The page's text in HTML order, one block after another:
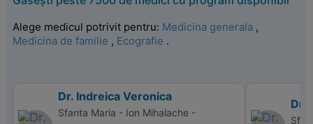
Alege medicul potrivit pentru: Medicina generala ,
Medicina de familie , Ecografie .
Dr. Indreica Veronica
Sfanta Maria - Ion Mihalache -
Dr.